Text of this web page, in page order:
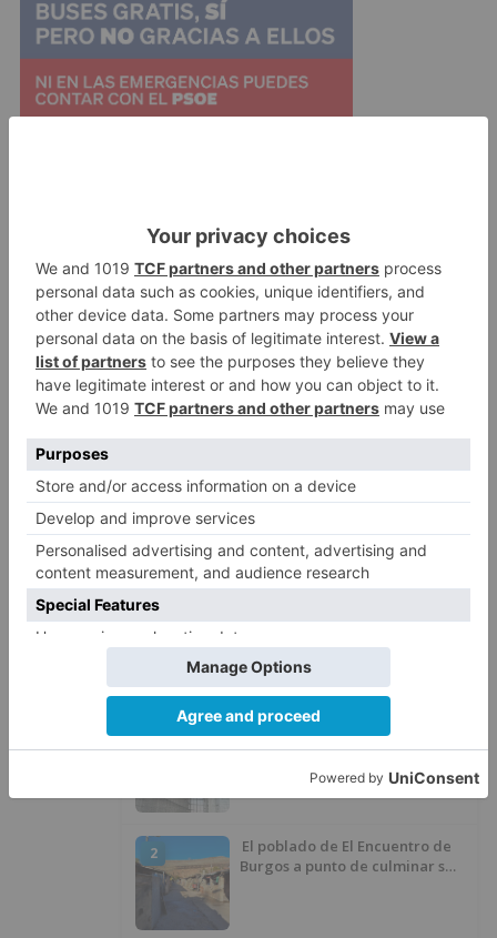
Castilla y León tiene una seria implicación en el
desarrollo rural a través de todo tipo de
actuaciones, obras y prestación de servicios en
los sectores agrícola, ganadero y forestal que ha
supuesto, durante el año 2015, un importe
cercano a los 50 millones de euros en trabajos
desarrollados por Tragsa.
LO + VISTO
1
Barrio (PSOE) denuncia que la
apertura del Castillo responde a
“una foto” y no a la culminación
del proyecto
2
El poblado de El Encuentro de
Burgos a punto de culminar su